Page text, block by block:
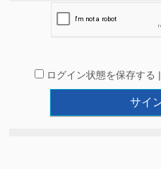
ログイン状態を保存する |